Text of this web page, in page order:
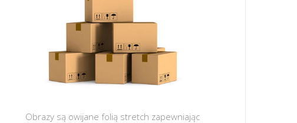
Obrazy są owijane folią stretch zapewniając